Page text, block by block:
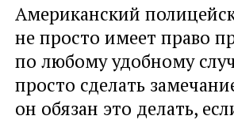
Американский
не просто имеет право
по любому удобному
просто сделать
он обязан это делать,